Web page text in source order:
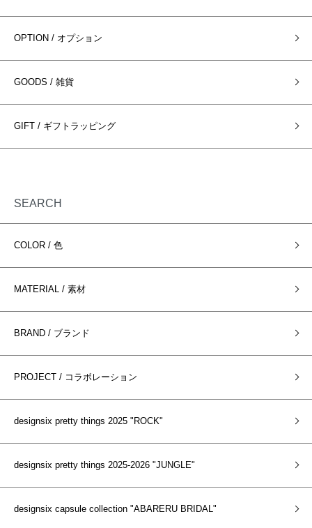
OPTION / オプション
GOODS / 雑貨
GIFT / ギフトラッピング
SEARCH
COLOR / 色
MATERIAL / 素材
BRAND / ブランド
PROJECT / コラボレーション
designsix pretty things 2025 "ROCK"
designsix pretty things 2025-2026 "JUNGLE"
designsix capsule collection "ABARERU BRIDAL"